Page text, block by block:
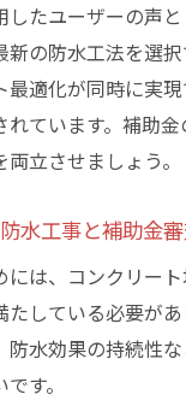
したユーザーの声
新の防水工法を選
最適化が同時に実
れています。補助
立させましょう。
水工事と補助金
には、コンクリー
している必要があ
防水効果の持続性
す。